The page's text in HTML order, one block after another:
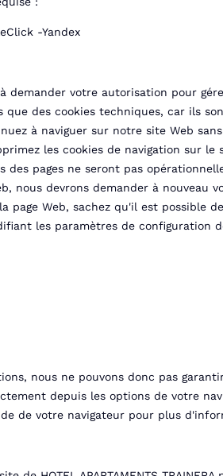
-Yandex
demander votre autorisation pour
des cookies techniques, car ils
à naviguer sur notre site Web
les cookies de navigation sur le
pages ne seront pas
nous devrons demander à
Web, sachez qu'il est possible
les paramètres de configuration
nous ne pouvons donc pas
depuis les options de votre
de votre navigateur pour plus